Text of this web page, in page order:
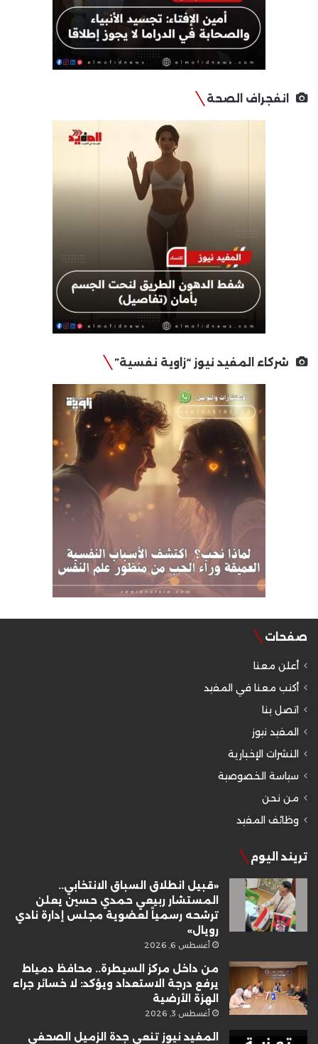
انفجراف الصحة
شركاء المفيد نيوز “زاوية نفسية”
صفحات
أعلن معنا
أكتب معنا في المفيد
اتصل بنا
المفيد نيوز
النشرات الإخبارية
سياسة الخصوصية
من نحن
وظائف المفيد
تريند اليوم
«قبيل انطلاق السباق الانتخابي..
المستشار ربيعي حمدي حسين يعلن
ترشحه رسمياً لعضوية مجلس إدارة نادي
رويال»
أغسطس 6, 2026
من داخل مركز السيطرة.. محافظ دمياط
يرفع درجة الاستعداد ويؤكد: لا خسائر جراء
الهزة الأرضية
أغسطس 3, 2026
المفيد نيوز تنعى جدة الزميل الصحفي